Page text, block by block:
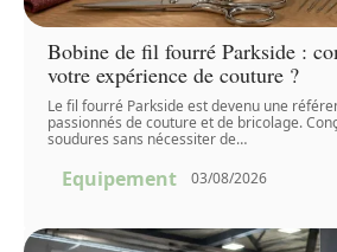
Bobine de fil fourré Parkside :
votre expérience de couture ?
Le fil fourré Parkside est devenu une
passionnés de couture et de bricolage.
soudures sans nécessiter de…
Equipement 03/08/2026